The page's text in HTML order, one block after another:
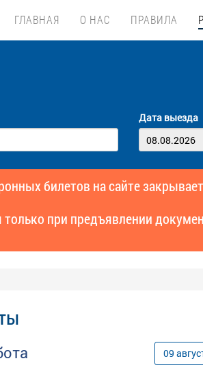
ГЛАВНАЯ О НАС ПРАВИЛА
Дата выезда
билетов на сайте
при предъявлении
09